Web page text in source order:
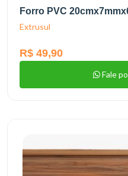
Forro PVC
Extrusul
R$ 49,90
Fale